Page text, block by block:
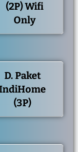
(2P) Wifi
Only
D. Paket
(3P)